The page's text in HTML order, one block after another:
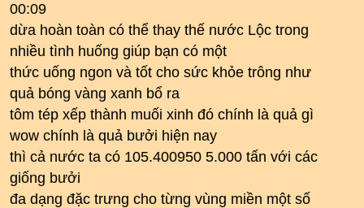
00:09
dừa hoàn toàn có thể thay thế nước Lộc trong
nhiều tình huống giúp bạn có một
thức uống ngon và tốt cho sức khỏe trông như
quả bóng vàng xanh bổ ra
tôm tép xếp thành muối xinh đó chính là quả gì
wow chính là quả bưởi hiện nay
thì cả nước ta có 105.400950 5.000 tấn với các
giống bưởi
đa dạng đặc trưng cho từng vùng miền một số